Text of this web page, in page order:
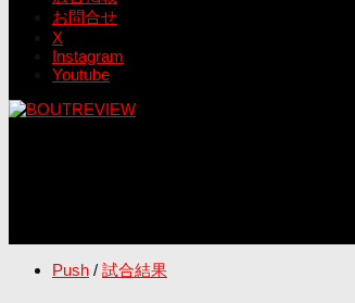
お問合せ
X
Instagram
Youtube
Push / 試合結果